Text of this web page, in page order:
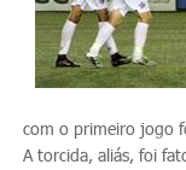
com o primeiro jogo
A torcida, aliás, foi